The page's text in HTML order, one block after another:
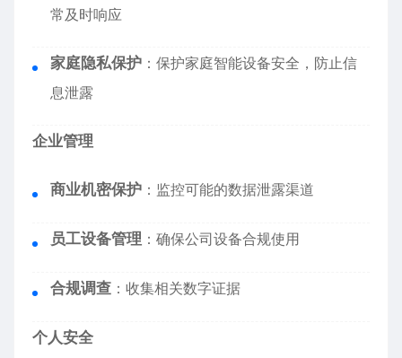
常及时响应
家庭隐私保护 ：保护家庭智能设备安全，防止信
息泄露
企业管理
商业机密保护 ：监控可能的数据泄露渠道
员工设备管理 ：确保公司设备合规使用
合规调查 ：收集相关数字证据
个人安全